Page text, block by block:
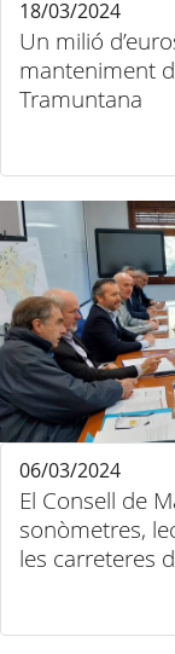
Un milió
manteniment
Tramuntana
18/03/2024
El Consell de
sonòmetres,
les carreteres
06/03/2024